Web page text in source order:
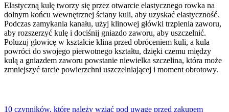
Elastyczną kulę tworzy się przez otwarcie elastycznego rowka na
dolnym końcu wewnętrznej ściany kuli, aby uzyskać elastyczność.
Podczas zamykania kanału, użyj klinowej główki trzpienia zaworu,
aby rozszerzyć kulę i dociśnij gniazdo zaworu, aby uszczelnić.
Poluzuj głowicę w kształcie klina przed obróceniem kuli, a kula
powróci do swojego pierwotnego kształtu, dzięki czemu między
kulą a gniazdem zaworu powstanie niewielka szczelina, która może
zmniejszyć tarcie powierzchni uszczelniającej i moment obrotowy.
10 czynników, które należy wziąć pod uwagę przed zakupem